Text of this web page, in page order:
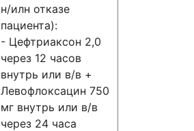
н/илн отказе
пациента):
- Цефтриаксон 2,0
через 12 часов
внутрь или в/в +
Левофлоксацин 750
мг внутрь или в/в
через 24 часа